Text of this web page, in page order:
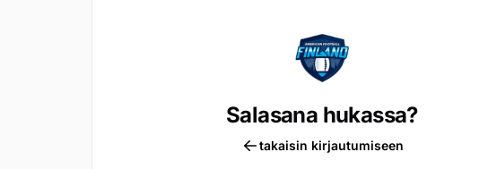
Salasana hukassa?
takaisin kirjautumiseen